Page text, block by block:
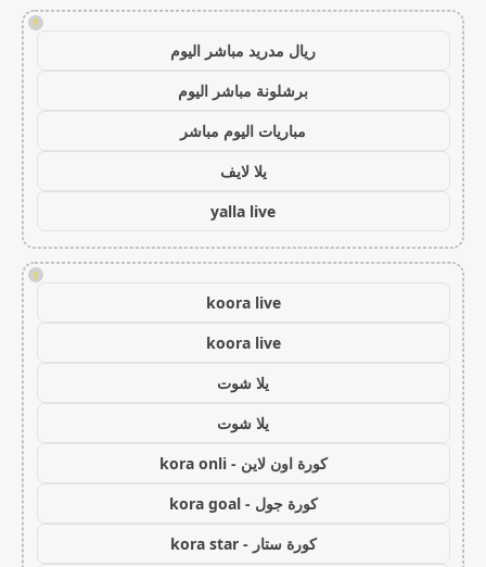
!
ريال مدريد مباشر اليوم
برشلونة مباشر اليوم
مباريات اليوم مباشر
يلا لايف
yalla live
!
koora live
koora live
يلا شوت
يلا شوت
كورة اون لاين - kora onli
كورة جول - kora goal
كورة ستار - kora star